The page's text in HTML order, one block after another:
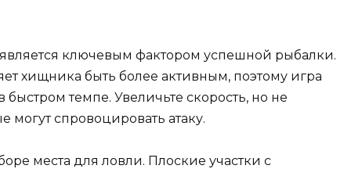
ключевым фактором успешной рыбалки.
хищника быть более активным, поэтому игра
темпе. Увеличьте скорость, но не
могут спровоцировать атаку.
места для ловли. Плоские участки с